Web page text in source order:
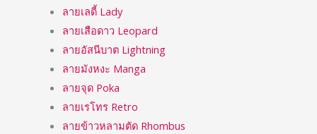
ลายเลดี้ Lady
ลายเสือดาว Leopard
ลายอัสนีบาต Lightning
ลายมังหงะ Manga
ลายจุด Poka
ลายเรโทร Retro
ลายข้าวหลามตัด Rhombus